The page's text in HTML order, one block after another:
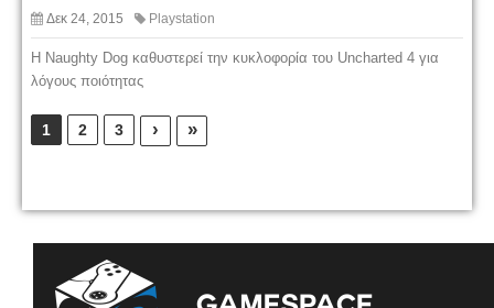
Δεκ 24, 2015 Playstation
Η Naughty Dog καθυστερεί την κυκλοφορία του Uncharted 4 για
λόγους ποιότητας
1 2 3 › »